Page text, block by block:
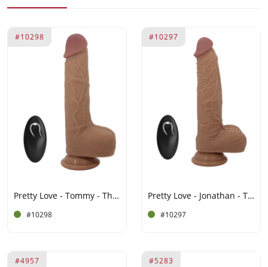
#10298
Pretty Love - Tommy - Thrusting Skin Vibrator - Lichtbruin
#10298
#10297
Pretty Love - Jonathan - Thrusting Lifelike Skin Vibrator - Lichtbruin
#10297
#4957 #5283